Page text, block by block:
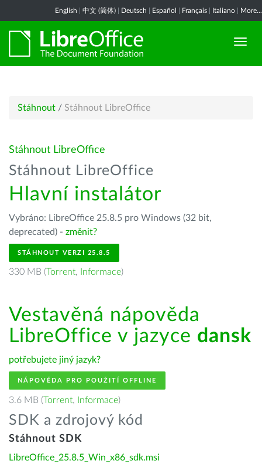
English 中文 (简体) Deutsch Español Français Italiano More...
Stáhnout / Stáhnout LibreOffice
Stáhnout LibreOffice
Stáhnout LibreOffice
Hlavní instalátor
Vybráno: LibreOffice 25.8.5 pro Windows (32 bit,
deprecated) - změnit?
STÁHNOUT VERZI 25.8.5
330 MB (Torrent, Informace)
Vestavěná nápověda
LibreOffice v jazyce dansk
potřebujete jiný jazyk?
NÁPOVĚDA PRO POUŽITÍ OFFLINE
3.6 MB (Torrent, Informace)
SDK a zdrojový kód
Stáhnout SDK
LibreOffice_25.8.5_Win_x86_sdk.msi